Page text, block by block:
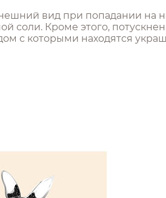
вид при попадании на
соли. Кроме этого,
с которыми находятся